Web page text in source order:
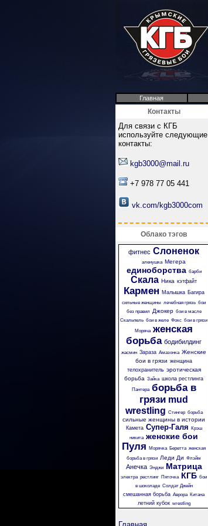
Главная
Контакты
Для связи с КГБ
используйте следующие
контакты:
kgb3000@mail.ru
+7 978 77 05 441
vk.com/kgb3000com
Облако тэгов
фитнес Слоненок
аленушка Мегера
единоборства барби
Скала Ника кэтфайт
Кармен Малышка Багира
сильные женщины лечебная грязь бои
без правил
Джокер бои в масле
Скальпель бои в желе Фокс бои в грязи
Моряча женская
борьба бодибилдинг
жасмин Зараза Амазонка Женские
бои в грязи женщина
телохранитель эротическая
борьба Зайка школа рестлинга
Пантера борьба в
грязи mud
wrestling Стингер борьба
сильные женщины в истории
Камета Супер-Галя
Крэш
никита женские бои
Пуля Морячка Беретта женская
борьба в грязи Леди Ди Флэйм
Анечка Энджи Матрица
электра рестлинг Пяточка КГБ бои
в шоколаде Солдат Джейн
смешанная борьба Аврора Китана
летний кубок wrestling